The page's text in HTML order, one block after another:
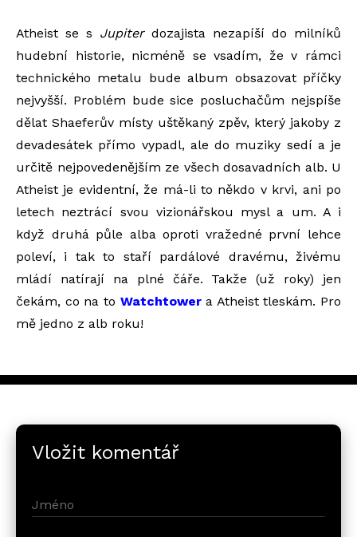
Atheist se s Jupiterdozajista nezapíší do milníků
hudební historie, nicméně se vsadím, že v rámci
technického metalu bude album obsazovat příčky
nejvyšší. Problém bude sice posluchačům nejspíše
dělat Shaeferův místy uštěkaný zpěv, který jakoby z
devadesátek přímo vypadl, ale do muziky sedí a je
určitě nejpovedenějším ze všech dosavadních alb. U
Atheist je evidentní, že má-li to někdo v krvi, ani po
letech neztrácí svou vizionářskou mysl a um. A i
když druhá půle alba oproti vražedné první lehce
poleví, i tak to staří pardálové dravému, živému
mládí natírají na plné čáře. Takže (už roky) jen
čekám, co na to Watchtowera Atheist tleskám. Pro
mě jedno z alb roku!
Vložit komentář